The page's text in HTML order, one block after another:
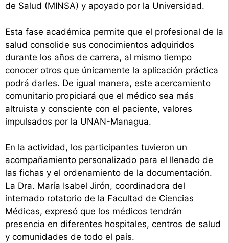
de Salud (MINSA) y apoyado por la Universidad.
Esta fase académica permite que el profesional de la
salud consolide sus conocimientos adquiridos
durante los años de carrera, al mismo tiempo
conocer otros que únicamente la aplicación práctica
podrá darles. De igual manera, este acercamiento
comunitario propiciará que el médico sea más
altruista y consciente con el paciente, valores
impulsados por la UNAN-Managua.
En la actividad, los participantes tuvieron un
acompañamiento personalizado para el llenado de
las fichas y el ordenamiento de la documentación.
La Dra. María Isabel Jirón, coordinadora del
internado rotatorio de la Facultad de Ciencias
Médicas, expresó que los médicos tendrán
presencia en diferentes hospitales, centros de salud
y comunidades de todo el país.